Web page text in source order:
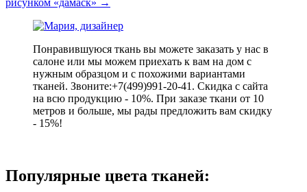
Понравившуюся ткань вы можете заказать у нас в
салоне или мы можем приехать к вам на дом с
нужным образцом и с похожими вариантами
тканей. Звоните:+7(499)991-20-41. Скидка с сайта
на всю продукцию - 10%. При заказе ткани от 10
метров и больше, мы рады предложить вам скидку
- 15%!
Популярные цвета тканей: